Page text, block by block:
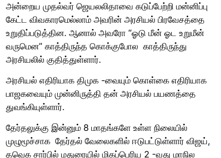
அன்றைய முதல்வர் ஜெயலலிதாவை கடுப்பேற்றி மன்னிப்பு
கேட்ட விவகாரமெல்லாம் அவரின் அரசியல் பிரவேசத்தை
உறுதிப்படுத்தின. ஆனால் அவரோ “ஓடு மீன் ஓட உறுமீன்
வருமென” காத்திருந்த கொக்குபோல காத்திருந்து
அரசியலில் குதித்துள்ளார்.
அரசியல் எதிரியாக திமுக -வையும் கொள்கை எதிரியாக
பாஜகவையும் முன்னிருத்தி தன் அரசியல் பயணத்தை
துவங்கியுள்ளார்.
தேர்தலுக்கு இன்னும் 8 மாதங்களே உள்ள நிலையில்
முழுமூச்சாக தேர்தல் வேலைகளில் ஈடுபட்டுள்ளார் விஜய்,
தவெக சார்பில் மதுரையில் மிகப்பெரிய 2 -வது மாநில